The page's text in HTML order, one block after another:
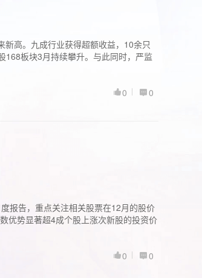
高。九成行业获得超额收益，10余只
168板块3月持续攀升。与此同时，严监
0
0
报告，重点关注相关股票在12月的股价
优势显著超4成个股上涨次新股的投资价
0
0